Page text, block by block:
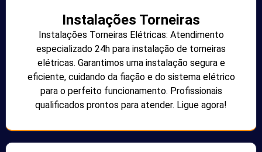
Instalações Torneiras
Instalações Torneiras Elétricas: Atendimento
especializado 24h para instalação de torneiras
elétricas. Garantimos uma instalação segura e
eficiente, cuidando da fiação e do sistema elétrico
para o perfeito funcionamento. Profissionais
qualificados prontos para atender. Ligue agora!